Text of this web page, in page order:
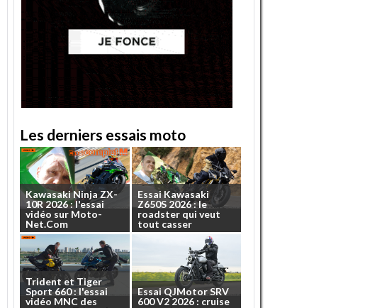
Les derniers essais moto
KawasakiNinja ZX-
10R2026: l'essai
vidéo sur Moto-
Net.Com
EssaiKawasaki
Z650S 2026:le
roadster qui veut
tout casser
Trident etTiger
Sport660:l'essai
vidéo MNC des
Essai QJMotorSRV
600V2 2026 : cruise